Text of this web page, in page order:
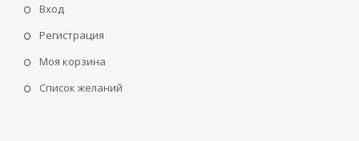
Вход
Регистрация
Моя корзина
Cписок желаний